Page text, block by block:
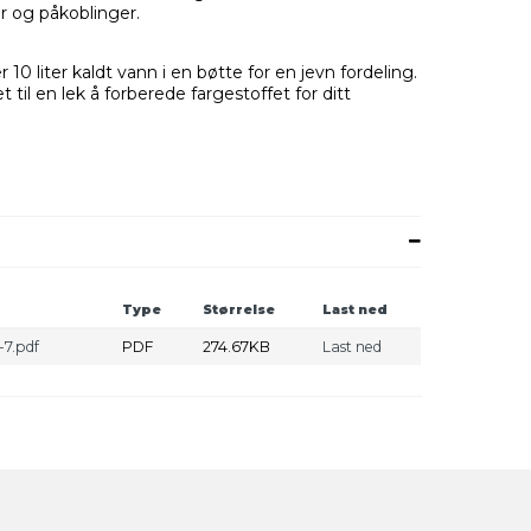
og påkoblinger.
10 liter kaldt vann i en bøtte for en jevn fordeling.
til en lek å forberede fargestoffet for ditt
Type Størrelse Last ned
7.pdf PDF 274.67KB Last ned